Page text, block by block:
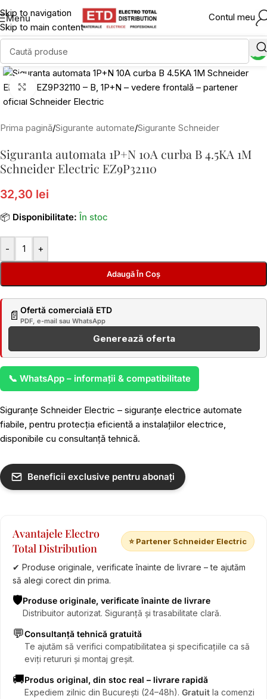
Skip to navigation
Skip to main content
Menu Contul meu
Click to enlarge
Prima pagină/Sigurante automate/Sigurante Schneider
Siguranta automata 1P+N 10A curba B 4.5KA 1M
Schneider Electric EZ9P32110
32,30 lei
📦 Disponibilitate: În stoc
- +
Adaugă În Coș
📄 Ofertă comercială ETD
PDF, e-mail sau WhatsApp
Generează oferta
📞 WhatsApp – informații & compatibilitate
Siguranțe Schneider Electric – siguranțe electrice automate
fiabile, pentru protecția eficientă a instalațiilor electrice,
disponibile cu consultanță tehnică.
Beneficii exclusive pentru abonați
Avantajele Electro
Total Distribution
⭐ Partener Schneider Electric
✔ Produse originale, verificate înainte de livrare – te ajutăm
să alegi corect din prima.
🛡️Produse originale, verificate înainte de livrare
Distribuitor autorizat. Siguranță și trasabilitate clară.
💬Consultanță tehnică gratuită
Te ajutăm să verifici compatibilitatea și specificațiile ca să
eviți retururi și montaj greșit.
🚚Produs original, din stoc real – livrare rapidă
Expediem zilnic din București (24–48h). Gratuit la comenzi